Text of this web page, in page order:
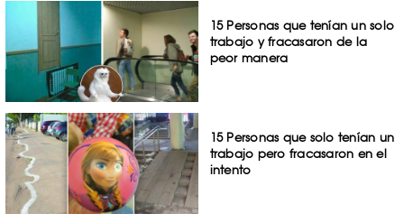
15 Personas que tenían un solo
trabajo y fracasaron de la
peor manera
15 Personas que solo tenían un
trabajo pero fracasaron en el
intento